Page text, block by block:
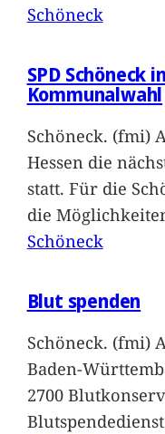
Schöneck
SPD Schöneck
Kommunalwahl
Schöneck. (fmi)
Hessen die
statt. Für die
die
Schöneck
Blut spenden
Schöneck. (fmi)
Baden-
2700